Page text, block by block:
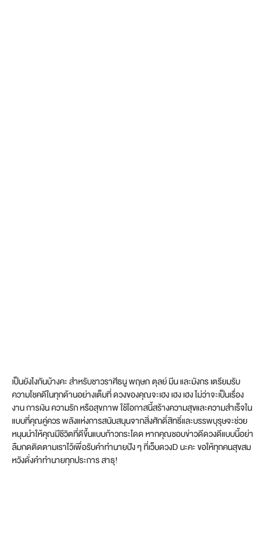
เป็นยังไงกันบ้างคะ สำหรับชาวราศีธนู พฤษภ ตุลย์ มีน และมังกร เตรียมรับ
ความโชคดีในทุกด้านอย่างเต็มที่ ดวงของคุณจะเฮง เฮง เฮง ไม่ว่าจะเป็นเรื่อง
งาน การเงิน ความรัก หรือสุขภาพ ใช้โอกาสนี้สร้างความสุขและความสำเร็จใน
แบบที่คุณคู่ควร พลังแห่งการสนับสนุนจากสิ่งศักดิ์สิทธิ์และบรรพบุรุษจะช่วย
หนุนนำให้คุณมีชีวิตที่ดีขึ้นแบบก้าวกระโดด หากคุณชอบข่าวดีดวงดีแบบนี้อย่า
ลืมกดติดตามเราไว้เพื่อรับคำทำนายปัง ๆ ที่เว็บดวงD นะคะ ขอให้ทุกคนสุขสม
หวังดั่งคำทำนายทุกประการ สาธุ!